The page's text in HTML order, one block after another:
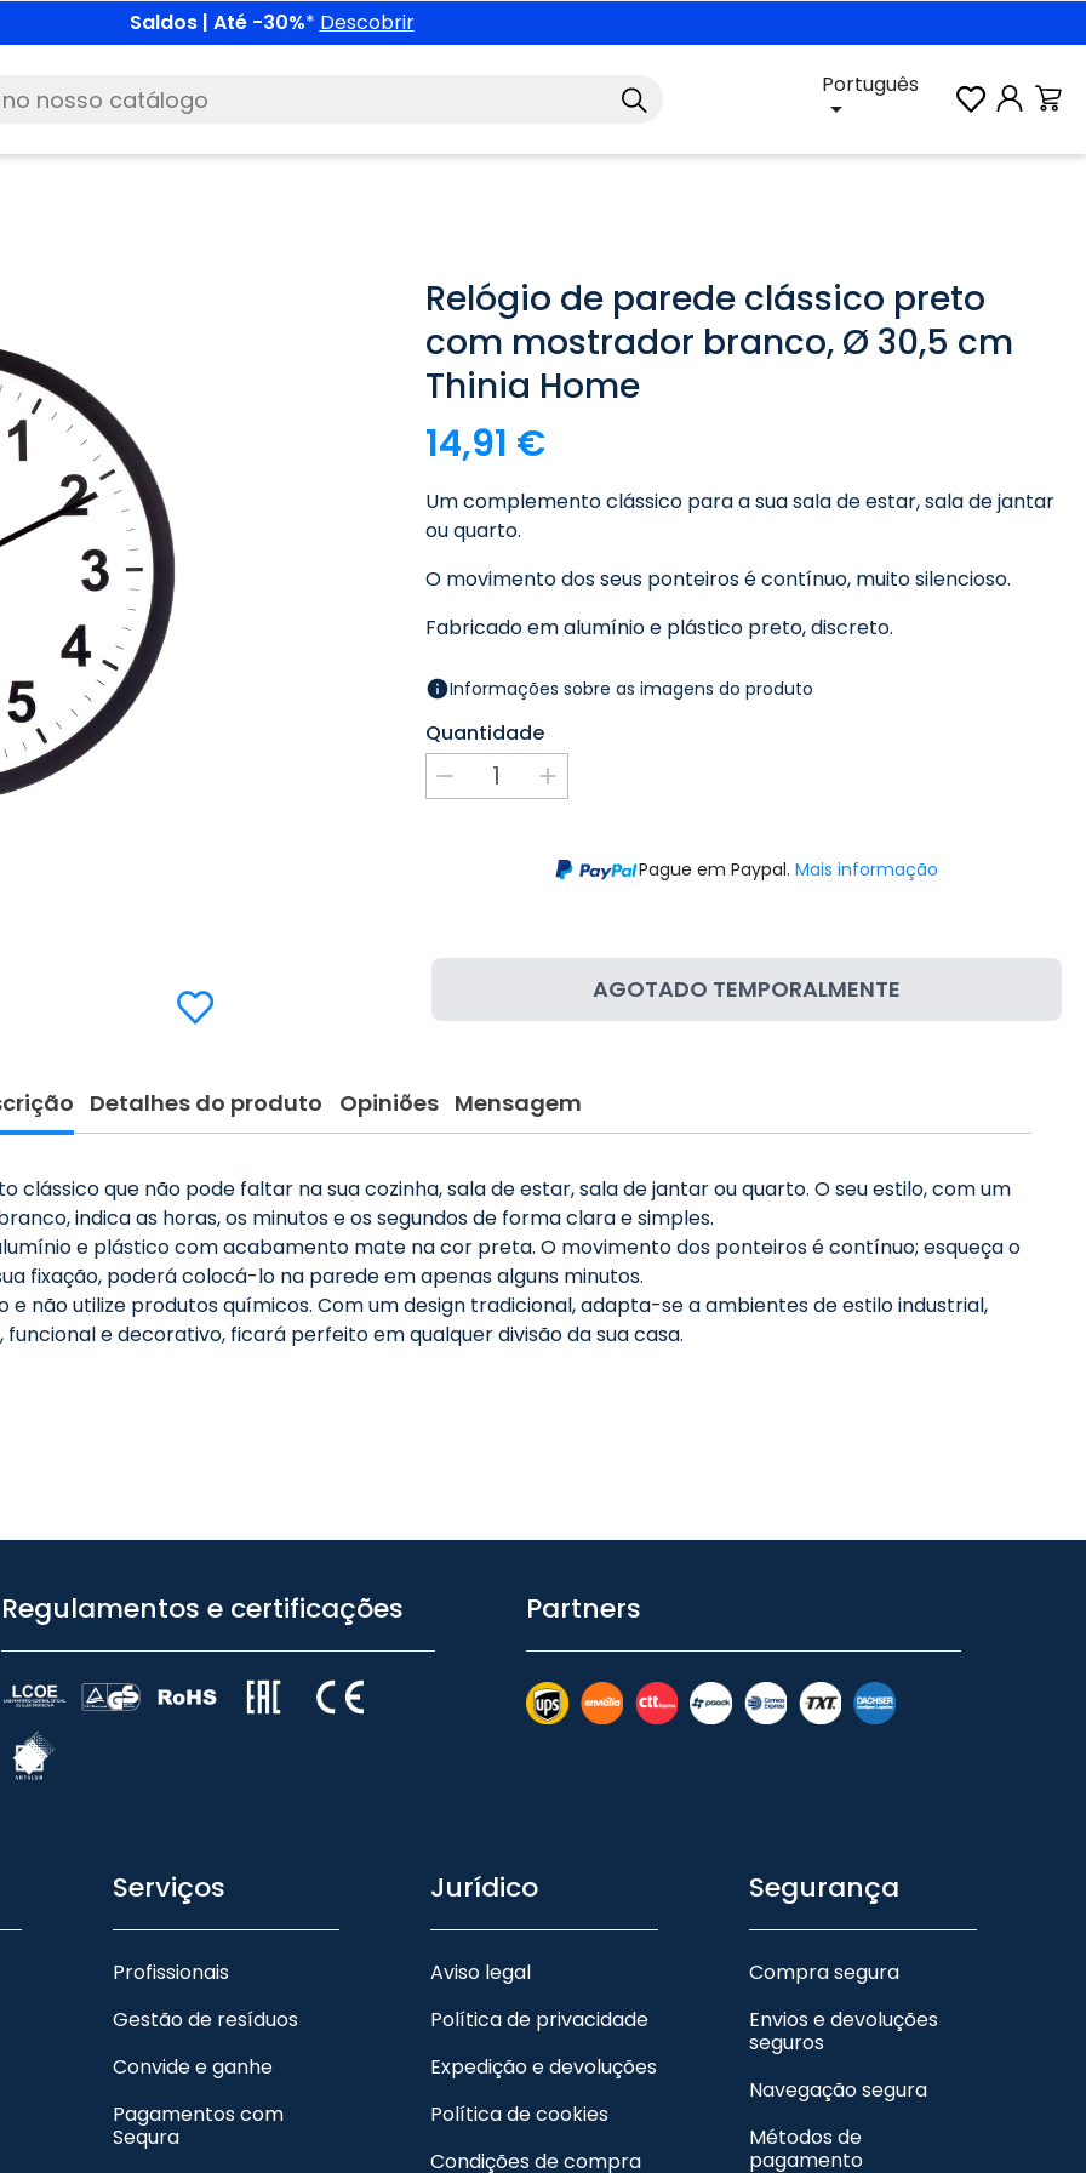
Saldos | Até -30%* Descobrir
Português

Relógio de parede clássico preto
com mostrador branco, Ø 30,5 cm
Thinia Home
14,91 €
Um complemento clássico para a sua sala de estar, sala de jantar
ou quarto.
O movimento dos seus ponteiros é contínuo, muito silencioso.
Fabricado em alumínio e plástico preto, discreto.
Informações sobre as imagens do produto
Quantidade
Pague em Paypal.Mais informação
AGOTADO TEMPORALMENTE
Detalhes do produto Opiniões Mensagem
clássico que não pode faltar na sua cozinha, sala de estar, sala de jantar ou quarto. O seu estilo, com um
indica as horas, os minutos e os segundos de forma clara e simples.
e plástico com acabamento mate na cor preta. O movimento dos ponteiros é contínuo; esqueça o
fixação, poderá colocá-lo na parede em apenas alguns minutos.
e não utilize produtos químicos. Com um design tradicional, adapta-se a ambientes de estilo industrial,
e decorativo, ficará perfeito em qualquer divisão da sua casa.
Regulamentos e certificações Partners
Serviços
Profissionais
Gestão de resíduos
Convide e ganhe
Pagamentos com
Sequra
Jurídico
Aviso legal
Política de privacidade
Expedição e devoluções
Política de cookies
Condições de compra
Segurança
Compra segura
Envios e devoluções
seguros
Navegação segura
Métodos de
pagamento